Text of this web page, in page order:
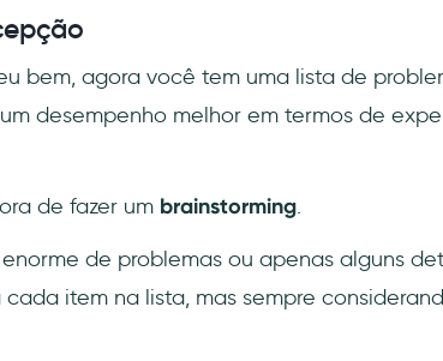
bem, agora você tem uma lista de
desempenho melhor em termos de
de fazer um brainstorming.
de problemas ou apenas alguns
item na lista, mas sempre